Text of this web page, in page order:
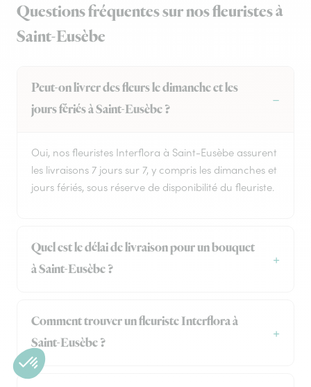
Questions fréquentes sur nos fleuristes à
Saint-Eusèbe
Peut-on livrer des fleurs le dimanche et les
jours fériés à Saint-Eusèbe ?
Oui, nos fleuristes Interflora à Saint-Eusèbe assurent
les livraisons 7 jours sur 7, y compris les dimanches et
jours fériés, sous réserve de disponibilité du fleuriste.
Quel est le délai de livraison pour un bouquet
à Saint-Eusèbe ?
Comment trouver un fleuriste Interflora à
Saint-Eusèbe ?